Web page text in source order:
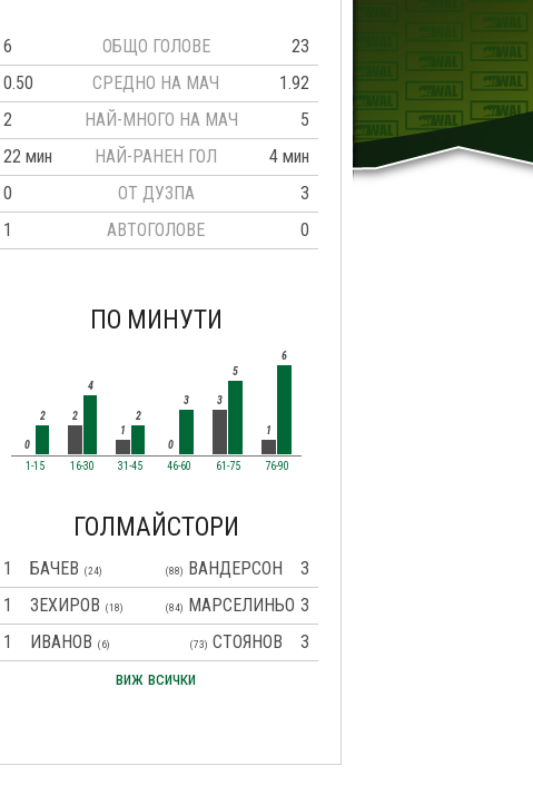
6 ОБЩО ГОЛОВЕ
23
0.50
СРЕДНО НА МАЧ
1.92
2
НАЙ-МНОГО НА МАЧ
5
22 мин
НАЙ-РАНЕН ГОЛ
4 мин
0
ОТ ДУЗПА
3
1
АВТОГОЛОВЕ 0
ПО МИНУТИ
0
2
1-15
2
4
16-30
1
2
31-45
0
3
46-60
3
5
61-75
1
6
76-90
ГОЛМАЙСТОРИ
1 БАЧЕВ (24) (88) ВАНДЕРСОН
3
1
ЗЕХИРОВ (18) (84) МАРСЕЛИНЬО 3
1
ИВАНОВ (6) (73) СТОЯНОВ
3
виж всички